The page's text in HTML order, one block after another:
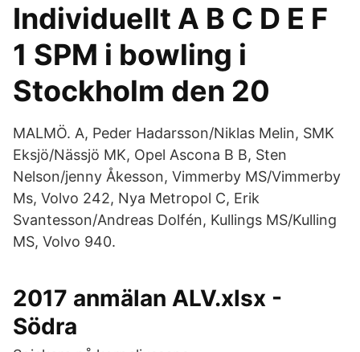
Individuellt A B C D E F
1 SPM i bowling i
Stockholm den 20
MALMÖ. A, Peder Hadarsson/Niklas Melin, SMK
Eksjö/Nässjö MK, Opel Ascona B B, Sten
Nelson/jenny Åkesson, Vimmerby MS/Vimmerby
Ms, Volvo 242, Nya Metropol C, Erik
Svantesson/Andreas Dolfén, Kullings MS/Kulling
MS, Volvo 940.
2017 anmälan ALV.xlsx -
Södra